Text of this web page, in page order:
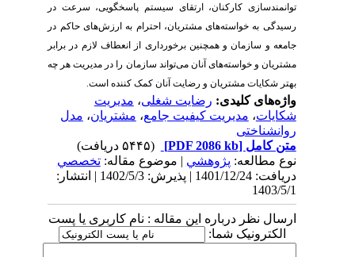
توانمندسازی کارکنان، ارتقای سیستم پاسخگویی، سرعت در
رسیدگی به خواسته‌های مشتریان، احترام به ارزش‌های حاکم در
جامعه و سازمان و همچنین برخورداری از انعطاف لازم در برابر
مشتریان و خواسته‌های آنان می‌تواند سازمان را در مدیریت هر چه
بهتر شکایات مشتریان و رضایت آنان کمک کننده است.
واژه‌های کلیدی:رضایت شغلی،مدیریت
شکایات،مدیریت کیفیت جامع،مشتریان،مدل
روانشناختی
متن کامل[PDF 2086 kb]
نوع مطالعه:پژوهشي| موضوع مقاله:تخصصي
دریافت: 1401/12/24 | پذیرش: 1402/5/3 | انتشار:
1403/5/1
ارسال نظر درباره این مقاله : نام کاربری یا پست
الکترونیک شما: